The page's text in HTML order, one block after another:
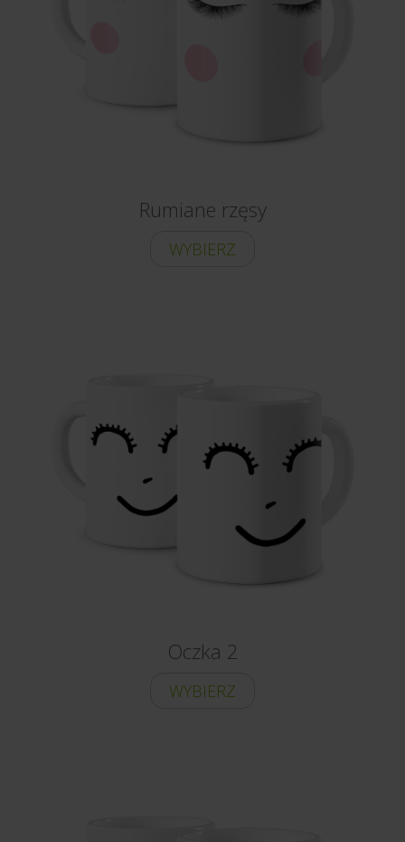
Rumiane rzęsy
WYBIERZ
Oczka 2
WYBIERZ